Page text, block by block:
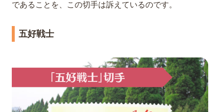
であることを、この切手は訴えているのです。
五好戦士